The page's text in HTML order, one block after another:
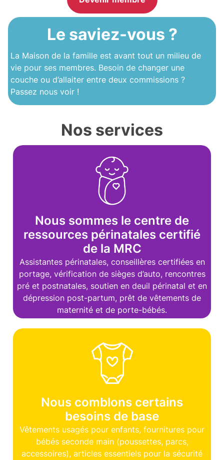
Le saviez-vous ?
La Maison de la famille est avant tout un milieu de
vie pour ses membres. Besoin de changer une
couche ou d’allaiter entre deux commissions ?
Passez nous voir !
Nos services
Nous sommes le centre de
ressources périnatales certifié
de la MRC
Assistantes périnatales, conseillères certifiées en
portage, vérification de sièges d’auto, rencontres
pré et postnatales, soutien en deuil périnatal et en
dépression post-partum, prêt de vêtements de
maternité et de porte-bébés.
Nous comblons certains
besoins de base
Vêtements usagés pour enfants, fournitures pour
bébés seconde main (poussettes, parcs,
accessoires), articles essentiels pour la sécurité